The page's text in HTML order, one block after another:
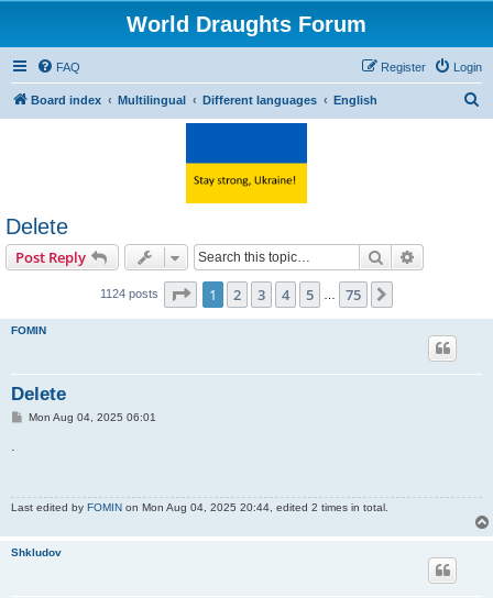
World Draughts Forum
FAQ Login
Register
Board index Multilingual Different languages English
Delete
Post Reply Search
1124 posts Page 1of 75
1 2 3 4 5 75
FOMIN
Delete
PMon Aug 04, 2025 06:01
.
Last edited by FOMIN on Mon Aug 04, 2025 20:44, edited 2 times in total.
Shkludov